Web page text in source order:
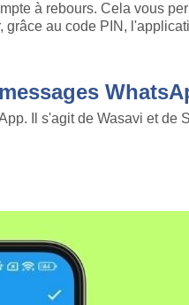
à rebours. Cela vous
au code PIN,
Il s'agit de Wasavi et de